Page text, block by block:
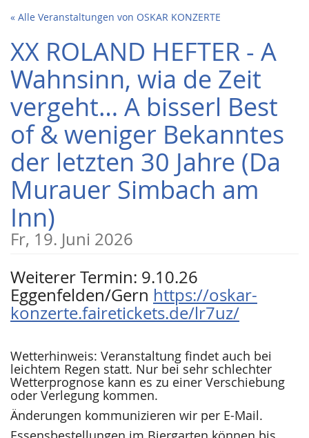
Zum
Inhalt
springen
« Alle Veranstaltungen von OSKAR KONZERTE
XX ROLAND HEFTER - A
Wahnsinn, wia de Zeit
vergeht… A bisserl Best
of & weniger Bekanntes
der letzten 30 Jahre (Da
Murauer Simbach am
Inn)
Fr, 19. Juni 2026
Weiterer Termin: 9.10.26
Eggenfelden/Gern https://oskar-
konzerte.fairetickets.de/lr7uz/
Wetterhinweis: Veranstaltung findet auch bei
leichtem Regen statt. Nur bei sehr schlechter
Wetterprognose kann es zu einer Verschiebung
oder Verlegung kommen.
Änderungen kommunizieren wir per E-Mail.